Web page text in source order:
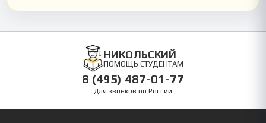
НИКОЛЬСКИЙ
ПОМОЩЬ СТУДЕНТАМ
8 (495) 487-01-77
Для звонков по России